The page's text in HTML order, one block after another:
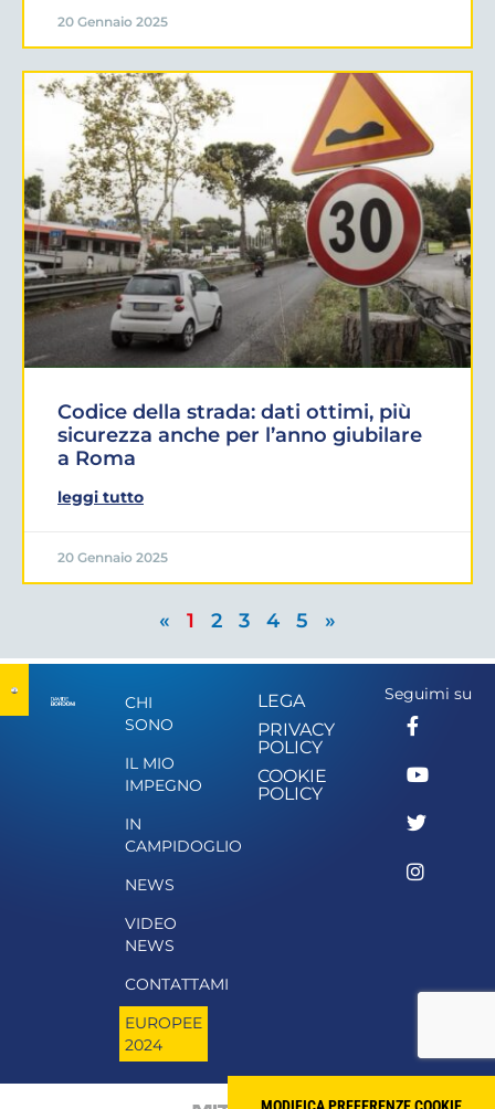
20 Gennaio 2025
Codice della strada: dati ottimi, più
sicurezza anche per l’anno giubilare
a Roma
leggi tutto
20 Gennaio 2025
« 1 2 3 4 5 »
CHI
SONO
IL MIO
IMPEGNO
IN
CAMPIDOGLIO
NEWS
VIDEO
NEWS
CONTATTAMI
EUROPEE
2024
LEGA
PRIVACY
POLICY
COOKIE
POLICY
Seguimi su